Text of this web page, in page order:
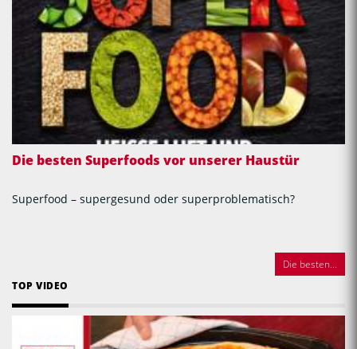
Die besten Superfoods vor unserer Haustür
Superfood – supergesund oder superproblematisch?
Die besten...
TOP VIDEO